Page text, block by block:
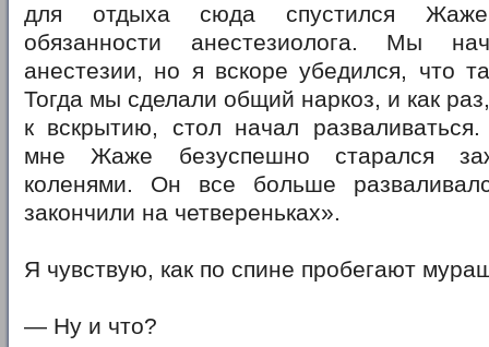
для отдыха сюда спустился
обязанности анестезиолога. Мы
анестезии, но я вскоре убедился, что
Тогда мы сделали общий наркоз, и как
к вскрытию, стол начал
мне Жаже безуспешно старался
коленями. Он все больше
закончили на четвереньках».
Я чувствую, как по спине пробегают
— Ну и что?